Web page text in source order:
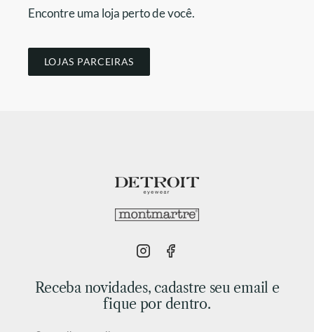
Encontre uma loja perto de você.
LOJAS PARCEIRAS
Receba novidades, cadastre seu email e
fique por dentro.